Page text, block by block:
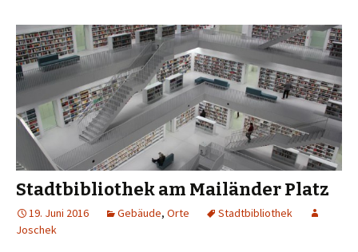
Stadtbibliothek am Mailänder Platz
19. Juni 2016 Gebäude, Orte
Stadtbibliothek
Joschek